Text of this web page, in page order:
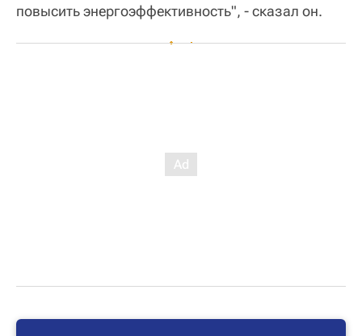
повысить энергоэффективность", - сказал он.